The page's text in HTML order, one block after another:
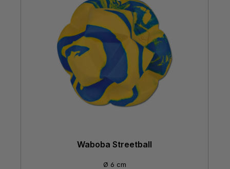
Waboba Streetball
Ø 6 cm